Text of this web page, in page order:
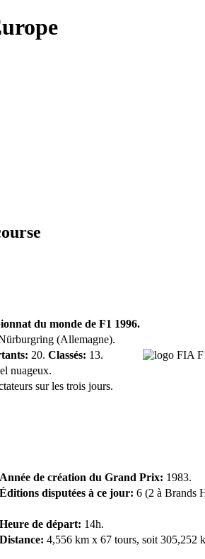
du monde de F1 1996.
(Allemagne).
20. Classés: 13.
nuageux.
sur les trois jours.
Année de création du Grand Prix: 1983.
Éditions disputées à ce jour: 6 (2 à Brands
Heure de départ: 14h.
Distance: 4,556 km x 67 tours, soit 305,252